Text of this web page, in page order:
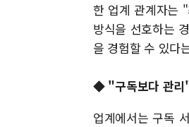
한 업계 관계자는
방식을 선호하는
을 경험할 수 있다
◆ "구독보다 관리
업계에서는 구독